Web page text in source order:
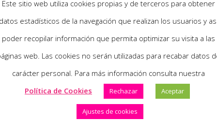
Este sitio web utiliza cookies propias y de terceros para obtener
estadísticos de la navegación que realizan los usuarios y
poder recopilar información que permita optimizar su visita a las
web. Las cookies no serán utilizadas para recabar datos
carácter personal. Para más información consulta nuestra
Política de Cookies
Rechazar Aceptar
Ajustes de cookies